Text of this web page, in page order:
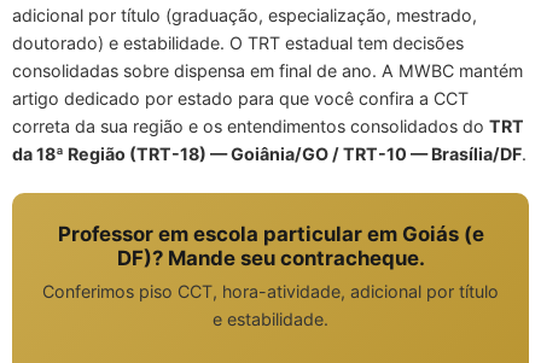
adicional por título (graduação, especialização, mestrado,
doutorado) e estabilidade. O TRT estadual tem decisões
consolidadas sobre dispensa em final de ano. A MWBC mantém
artigo dedicado por estado para que você confira a CCT
correta da sua região e os entendimentos consolidados do TRT
da 18ª Região (TRT-18) — Goiânia/GO / TRT-10 — Brasília/DF.
Professor em escola particular em Goiás (e
DF)? Mande seu contracheque.
Conferimos piso CCT, hora-atividade, adicional por título
e estabilidade.